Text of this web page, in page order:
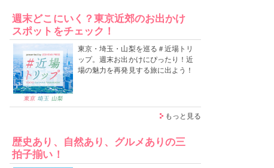
週末どこにいく？東京近郊のお出かけ
スポットをチェック！
東京・埼玉・山梨を巡る＃近場トリ
ップ。週末お出かけにぴったり！近
場の魅力を再発見する旅に出よう！
もっと見る
歴史あり、自然あり、グルメありの三
拍子揃い！